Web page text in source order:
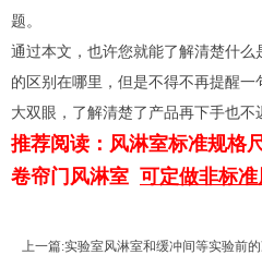
题。
通过本文，也许您就能了解清楚什
的区别在哪里，但是不得不再提醒
大双眼，了解清楚了产品再下手也不
推荐阅读： 风淋室标准规格
卷帘门风淋室 可定做非标
上一篇:实验室风淋室和缓冲间等实验前